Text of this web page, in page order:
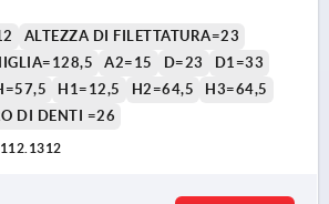
ALTEZZA DI FILETTATURA=23
A2=15 D=23
D1=33
H1=12,5 H2=64,5
H3=64,5
DI DENTI =26